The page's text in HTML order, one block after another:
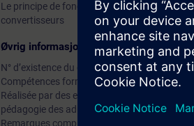
Le principe de fonctionnement des moteurs
convertisseurs
Øvrig informasjon
N° d’existence du centre de formation
Compétences formateur :
Réalisée par des experts assurant au
pédagogie des adultes avec un suivi et une
Remarques complémentaires :